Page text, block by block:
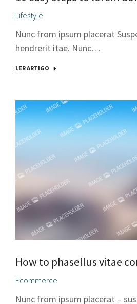
Lifestyle
Nunc from ipsum placerat
hendrerit itae. Nunc…
LER ARTIGO
How to phasellus vitae
Ecommerce
Nunc from ipsum placerat –